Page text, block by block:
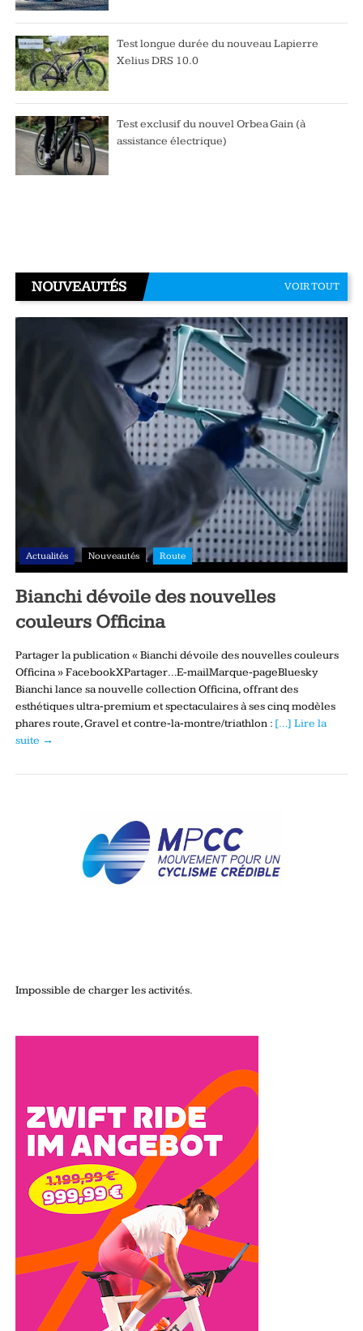
Test longue durée du nouveau Lapierre
Xelius DRS 10.0
Test exclusif du nouvel Orbea Gain (à
assistance électrique)
NOUVEAUTÉS VOIR TOUT
Actualités Nouveautés Route
Bianchi dévoile des nouvelles
couleurs Officina
Partager la publication « Bianchi dévoile des nouvelles couleurs
Officina » FacebookXPartager…E-mailMarque-pageBluesky
Bianchi lance sa nouvelle collection Officina, offrant des
esthétiques ultra‑premium et spectaculaires à ses cinq modèles
phares route, Gravel et contre‑la‑montre/triathlon : […] Lire la
suite →
Impossible de charger les activités.